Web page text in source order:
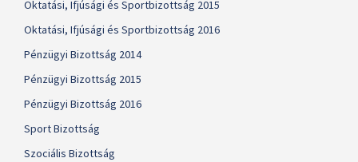
Oktatási, Ifjúsági és Sportbizottság 2015
Oktatási, Ifjúsági és Sportbizottság 2016
Pénzügyi Bizottság 2014
Pénzügyi Bizottság 2015
Pénzügyi Bizottság 2016
Sport Bizottság
Szociális Bizottság